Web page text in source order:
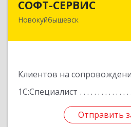
СОФТ-СЕРВИС
Новокуйбышевск
Клиентов на
1С:Специалист
Отправить
446206, Самарская
Отправить